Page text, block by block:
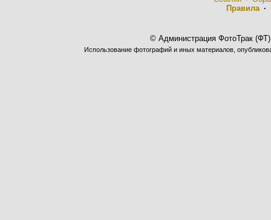
Правила·
© Администрация ФотоТрак
Использование фотографий и иных материалов,